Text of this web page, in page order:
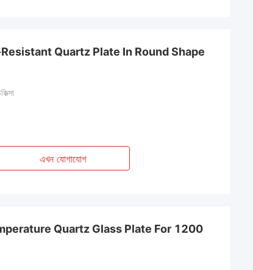
Quartz Plate In Round Shape
এখন যোগাযোগ
Quartz Glass Plate For 1200